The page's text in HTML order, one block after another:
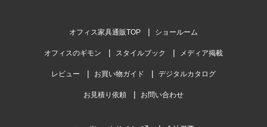
オフィス家具通販TOP ショールーム
オフィスのギモン スタイルブック メディア掲載
レビュー お買い物ガイド デジタルカタログ
お見積り依頼 お問い合わせ